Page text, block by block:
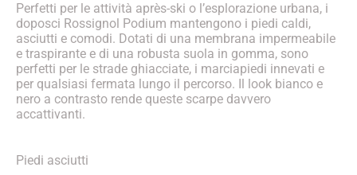
Perfetti per le attività après-ski o l’esplorazione urbana, i
doposci Rossignol Podium mantengono i piedi caldi,
asciutti e comodi. Dotati di una membrana impermeabile
e traspirante e di una robusta suola in gomma, sono
perfetti per le strade ghiacciate, i marciapiedi innevati e
per qualsiasi fermata lungo il percorso. Il look bianco e
nero a contrasto rende queste scarpe davvero
accattivanti.
Piedi asciutti